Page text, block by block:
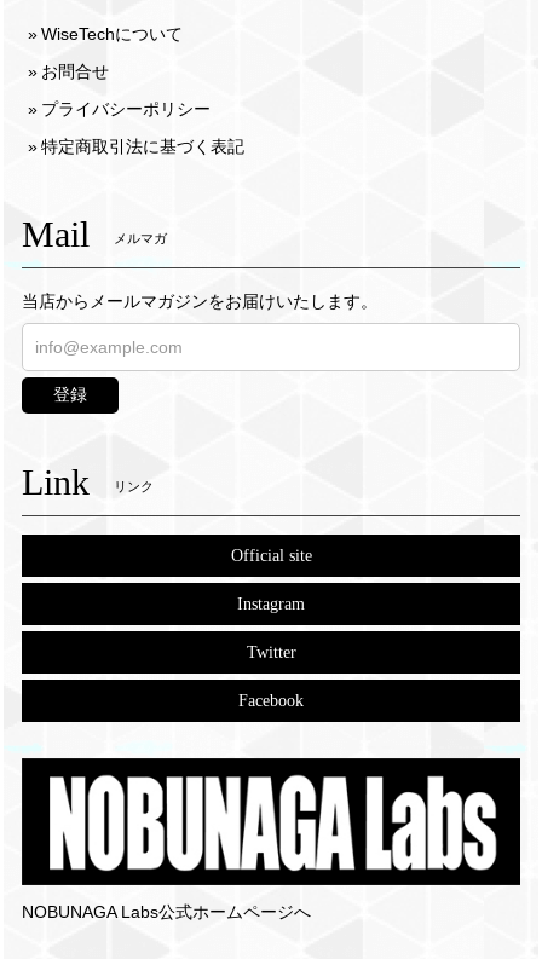
WiseTechについて
お問合せ
プライバシーポリシー
特定商取引法に基づく表記
Mail メルマガ
当店からメールマガジンをお届けいたします。
登録
Link リンク
Official site
Instagram
Twitter
Facebook
NOBUNAGA Labs公式ホームページへ